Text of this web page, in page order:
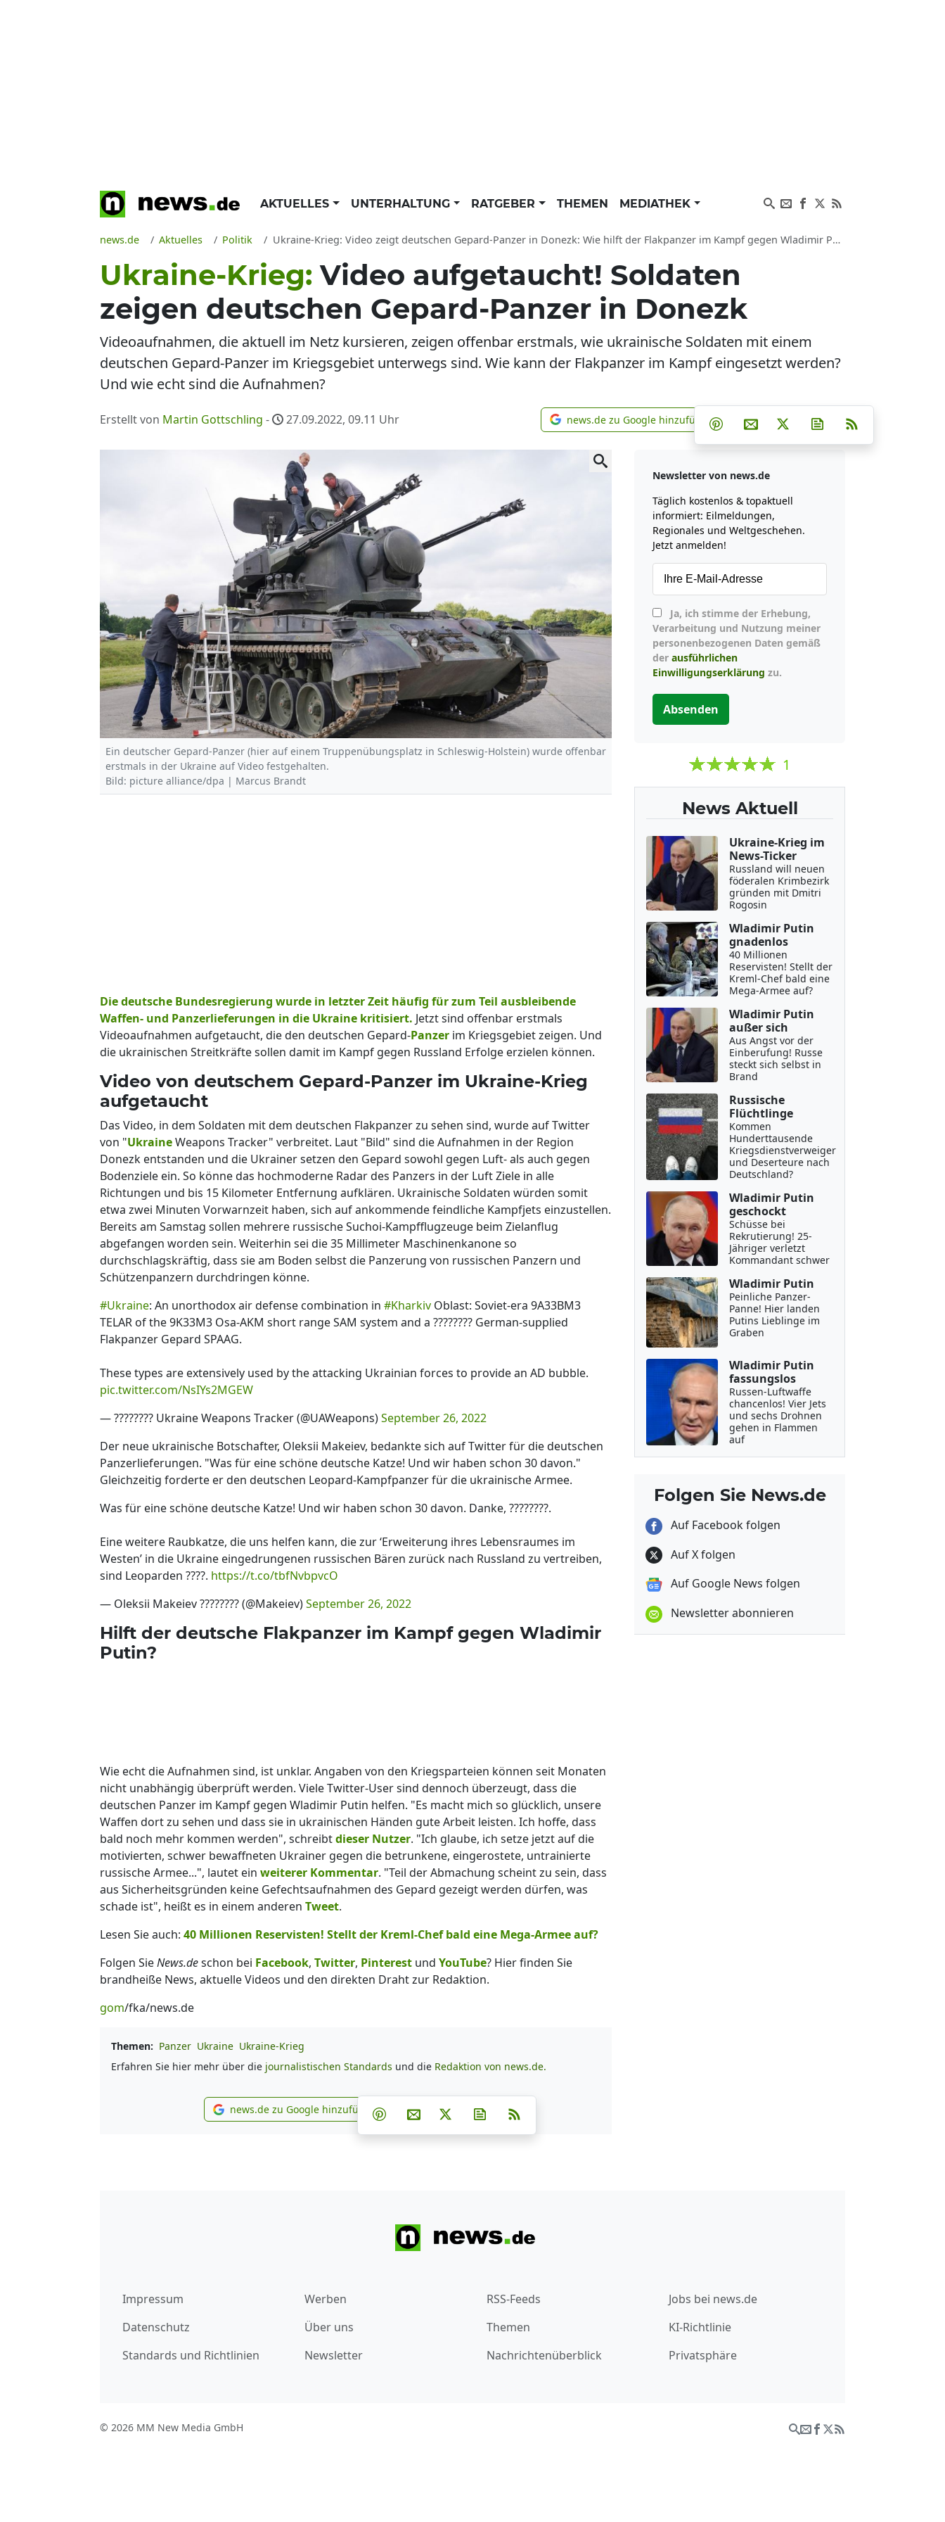
AKTUELLES UNTERHALTUNG RATGEBER THEMEN MEDIATHEK
news.de Aktuelles Politik Ukraine-Krieg: Video zeigt deutschen Gepard-Panzer in Donezk: Wie hilft der Flakpanzer im Kampf gegen Wladimir Putin/Russland
Ukraine-Krieg:Video aufgetaucht! Soldaten
zeigen deutschen Gepard-Panzer in Donezk
Videoaufnahmen, die aktuell im Netz kursieren, zeigen offenbar erstmals, wie ukrainische Soldaten mit einem
deutschen Gepard-Panzer im Kriegsgebiet unterwegs sind. Wie kann der Flakpanzer im Kampf eingesetzt werden?
Und wie echt sind die Aufnahmen?
Erstellt von Martin Gottschling - 27.09.2022, 09.11 Uhr news.de zu Google hinzufügen
news.de zu Google hinzufügen Teilen auf Facebook
Teilen auf Whatsapp
Teilen auf Telegram
Teilen auf Pinterest
Per E-Mail teilen
Post auf XNewsletter
Ein deutscher Gepard-Panzer (hier auf einem Truppenübungsplatz in Schleswig-Holstein) wurde offenbar
erstmals in der Ukraine auf Video festgehalten.
Bild: picture alliance/dpa | Marcus Brandt
Die deutsche Bundesregierung wurde in letzter Zeit häufig für zum Teil ausbleibende
Waffen- und Panzerlieferungen in die Ukraine kritisiert. Jetzt sind offenbar erstmals
Videoaufnahmen aufgetaucht, die den deutschen Gepard-Panzer im Kriegsgebiet zeigen. Und
die ukrainischen Streitkräfte sollen damit im Kampf gegen Russland Erfolge erzielen können.
Video von deutschem Gepard-Panzer im Ukraine-Krieg
aufgetaucht
Das Video, in dem Soldaten mit dem deutschen Flakpanzer zu sehen sind, wurde auf Twitter
von "UkraineWeapons Tracker" verbreitet. Laut "Bild" sind die Aufnahmen in der Region
Donezk entstanden und die Ukrainer setzen den Gepard sowohl gegen Luft- als auch gegen
Bodenziele ein. So könne das hochmoderne Radar des Panzers in der Luft Ziele in alle
Richtungen und bis 15 Kilometer Entfernung aufklären. Ukrainische Soldaten würden somit
etwa zwei Minuten Vorwarnzeit haben, sich auf ankommende feindliche Kampfjets einzustellen.
Bereits am Samstag sollen mehrere russische Suchoi-Kampfflugzeuge beim Zielanflug
abgefangen worden sein. Weiterhin sei die 35 Millimeter Maschinenkanone so
durchschlagskräftig, dass sie am Boden selbst die Panzerung von russischen Panzern und
Schützenpanzern durchdringen könne.
#Ukraine: An unorthodox air defense combination in #Kharkiv Oblast: Soviet-era 9A33BM3
TELAR of the 9K33M3 Osa-AKM short range SAM system and a ???????? German-supplied
Flakpanzer Gepard SPAAG.
These types are extensively used by the attacking Ukrainian forces to provide an AD bubble.
pic.twitter.com/NsIYs2MGEW
— ???????? Ukraine Weapons Tracker (@UAWeapons)September 26, 2022
Der neue ukrainische Botschafter, Oleksii Makeiev, bedankte sich auf Twitter für die deutschen
Panzerlieferungen. "Was für eine schöne deutsche Katze! Und wir haben schon 30 davon."
Gleichzeitig forderte er den deutschen Leopard-Kampfpanzer für die ukrainische Armee.
Was für eine schöne deutsche Katze! Und wir haben schon 30 davon. Danke, ????????.
Eine weitere Raubkatze, die uns helfen kann, die zur ‘Erweiterung ihres Lebensraumes im
Westen’ in die Ukraine eingedrungenen russischen Bären zurück nach Russland zu vertreiben,
sind Leoparden ????. https://t.co/tbfNvbpvcO
— Oleksii Makeiev ???????? (@Makeiev)September 26, 2022
Hilft der deutsche Flakpanzer im Kampf gegen Wladimir
Putin?
Wie echt die Aufnahmen sind, ist unklar. Angaben von den Kriegsparteien können seit Monaten
nicht unabhängig überprüft werden. Viele Twitter-User sind dennoch überzeugt, dass die
deutschen Panzer im Kampf gegen Wladimir Putin helfen. "Es macht mich so glücklich, unsere
Waffen dort zu sehen und dass sie in ukrainischen Händen gute Arbeit leisten. Ich hoffe, dass
bald noch mehr kommen werden", schreibtdieser Nutzer. "Ich glaube, ich setze jetzt auf die
motivierten, schwer bewaffneten Ukrainer gegen die betrunkene, eingerostete, untrainierte
russische Armee...", lautet ein weiterer Kommentar. "Teil der Abmachung scheint zu sein, dass
aus Sicherheitsgründen keine Gefechtsaufnahmen des Gepard gezeigt werden dürfen, was
schade ist", heißt es in einem anderen Tweet.
Lesen Sie auch: 40 Millionen Reservisten! Stellt der Kreml-Chef bald eine Mega-Armee auf?
Folgen SieNews.deschon bei Facebook, Twitter, Pinterest und YouTube? Hier finden Sie
brandheiße News, aktuelle Videos und den direkten Draht zur Redaktion.
gom/fka/news.de
Themen: Panzer Ukraine Ukraine-Krieg
Erfahren Sie hier mehr über die journalistischen Standards und die Redaktion von news.de.
news.de zu Google hinzufügen
news.de zu Google hinzufügen Teilen auf Facebook
Teilen auf Whatsapp
Teilen auf Telegram
Teilen auf Pinterest
Per E-Mail teilen
Post auf XNewsletter abonnieren
Newsletter von news.de
Täglich kostenlos & topaktuell
informiert: Eilmeldungen,
Regionales und Weltgeschehen.
Jetzt anmelden!
Verarbeitung und Nutzung meiner
personenbezogenen Daten gemäß
der ausführlichen
Einwilligungserklärung zu.
Absenden
1
News Aktuell
Ukraine-Krieg im
News-Ticker
Russland will neuen
föderalen Krimbezirk
gründen mit Dmitri
Rogosin
Wladimir Putin
gnadenlos
40 Millionen
Reservisten! Stellt der
Kreml-Chef bald eine
Mega-Armee auf?
Wladimir Putin
außer sich
Aus Angst vor der
Einberufung! Russe
steckt sich selbst in
Brand
Russische
Flüchtlinge
Kommen
Hunderttausende
Kriegsdienstverweiger
und Deserteure nach
Deutschland?
Wladimir Putin
geschockt
Schüsse bei
Rekrutierung! 25-
Jähriger verletzt
Kommandant schwer
Wladimir Putin
Peinliche Panzer-
Panne! Hier landen
Putins Lieblinge im
Graben
Wladimir Putin
fassungslos
Russen-Luftwaffe
chancenlos! Vier Jets
und sechs Drohnen
gehen in Flammen
auf
Folgen Sie News.de
Auf Facebook folgen
Auf X folgen
Auf Google News folgen
Newsletter abonnieren
Impressum
Datenschutz
Standards und Richtlinien
Werben
Über uns
Newsletter
RSS-Feeds
Themen
Nachrichtenüberblick
Jobs bei news.de
KI-Richtlinie
Privatsphäre
© 2026 MM New Media GmbH